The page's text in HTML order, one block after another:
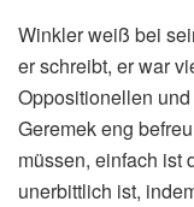
Winkler weiß bei
er schreibt, er war
Oppositionellen
Geremek eng
müssen, einfach ist
unerbittlich ist,